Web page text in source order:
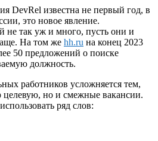
DevRel известна не первый год, в
это новое явление.
не так уж и много, пусть они и
На том же hh.ru на конец 2023
50 предложений о поиске
должность.
работников усложняется тем,
целевую, но и смежные вакансии.
ряд слов: